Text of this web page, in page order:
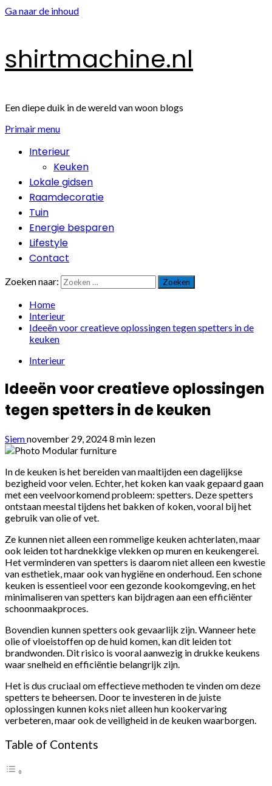
Ga naar de inhoud
shirtmachine.nl
Een diepe duik in de wereld van woon blogs
Primair menu
Interieur
Keuken
Lokale gidsen
Raamdecoratie
Tuin
Energie besparen
Lifestyle
Contact
Zoeken naar:
Home
Interieur
Ideeën voor creatieve oplossingen tegen spetters in de
keuken
Interieur
Ideeën voor creatieve oplossingen
tegen spetters in de keuken
Siemnovember 29, 20248 min lezen
In de keuken is het bereiden van maaltijden een dagelijkse
bezigheid voor velen. Echter, het koken kan vaak gepaard gaan
met een veelvoorkomend probleem: spetters. Deze spetters
ontstaan meestal tijdens het bakken of koken, vooral bij het
gebruik van olie of vet.
Ze kunnen niet alleen een rommelige keuken achterlaten, maar
ook leiden tot hardnekkige vlekken op muren en keukengerei.
Het verminderen van spetters is daarom niet alleen een kwestie
van esthetiek, maar ook van hygiëne en onderhoud. Een schone
keuken is essentieel voor een gezonde kookomgeving, en het
minimaliseren van spetters kan bijdragen aan een efficiënter
schoonmaakproces.
Bovendien kunnen spetters ook gevaarlijk zijn. Wanneer hete
olie of vloeistoffen op de huid komen, kan dit leiden tot
brandwonden. Dit risico is vooral aanwezig in drukke keukens
waar snelheid en efficiëntie belangrijk zijn.
Het is dus cruciaal om effectieve methoden te vinden om deze
spetters te beheersen. Door te investeren in de juiste
oplossingen kunnen koks niet alleen hun kookervaring
verbeteren, maar ook de veiligheid in de keuken waarborgen.
Table of Contents